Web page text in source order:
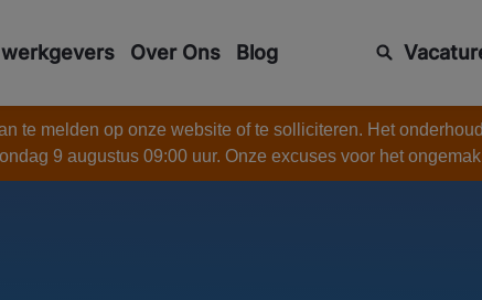
Over Ons Blog
te melden op onze website of te solliciteren. Het
9 augustus 09:00 uur. Onze excuses voor het